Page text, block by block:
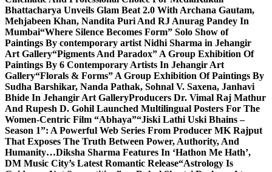
Bhattacharya Unveils Glam Beat 2.0 With Archana Gautam,
Mehjabeen Khan, Nandita Puri And RJ Anurag Pandey In
Mumbai“Where Silence Becomes Form” Solo Show of
Paintings By contemporary artist Nidhi Sharma in Jehangir
Art Gallery“Pigments And Paradox” A Group Exhibition Of
Paintings By 6 Contemporary Artists In Jehangir Art
Gallery“Florals & Forms” A Group Exhibition Of Paintings By
Sudha Barshikar, Nanda Pathak, Sohnal V. Saxena, Janhavi
Bhide In Jehangir Art GalleryProducers Dr. Vimal Raj Mathur
And Rupesh D. Gohil Launched Multilingual Posters For The
Women-Centric Film “Abhaya”“Jiski Lathi Uski Bhains –
Season 1”: A Powerful Web Series From Producer MK Rajput
That Exposes The Truth Between Power, Authority, And
Humanity…Diksha Sharma Features In ‘Hathon Me Hath’,
DM Music City’s Latest Romantic Release“Astrology Is